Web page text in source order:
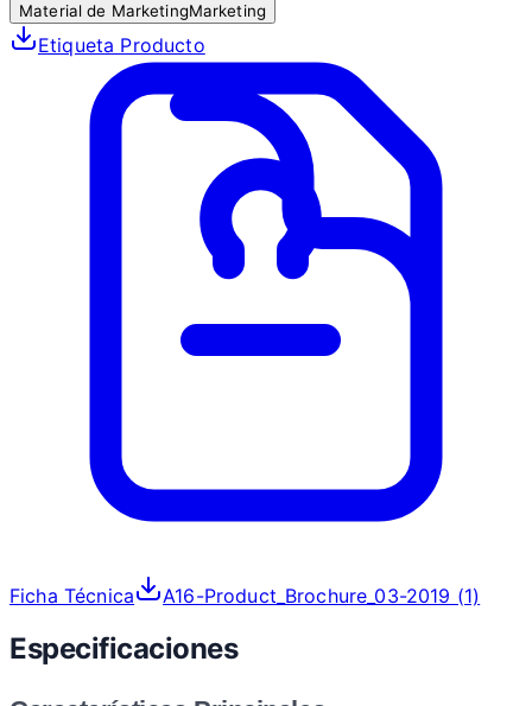
Material de MarketingMarketing
Etiqueta Producto
Ficha Técnica A16-Product_Brochure_03-2019 (1)
Especificaciones